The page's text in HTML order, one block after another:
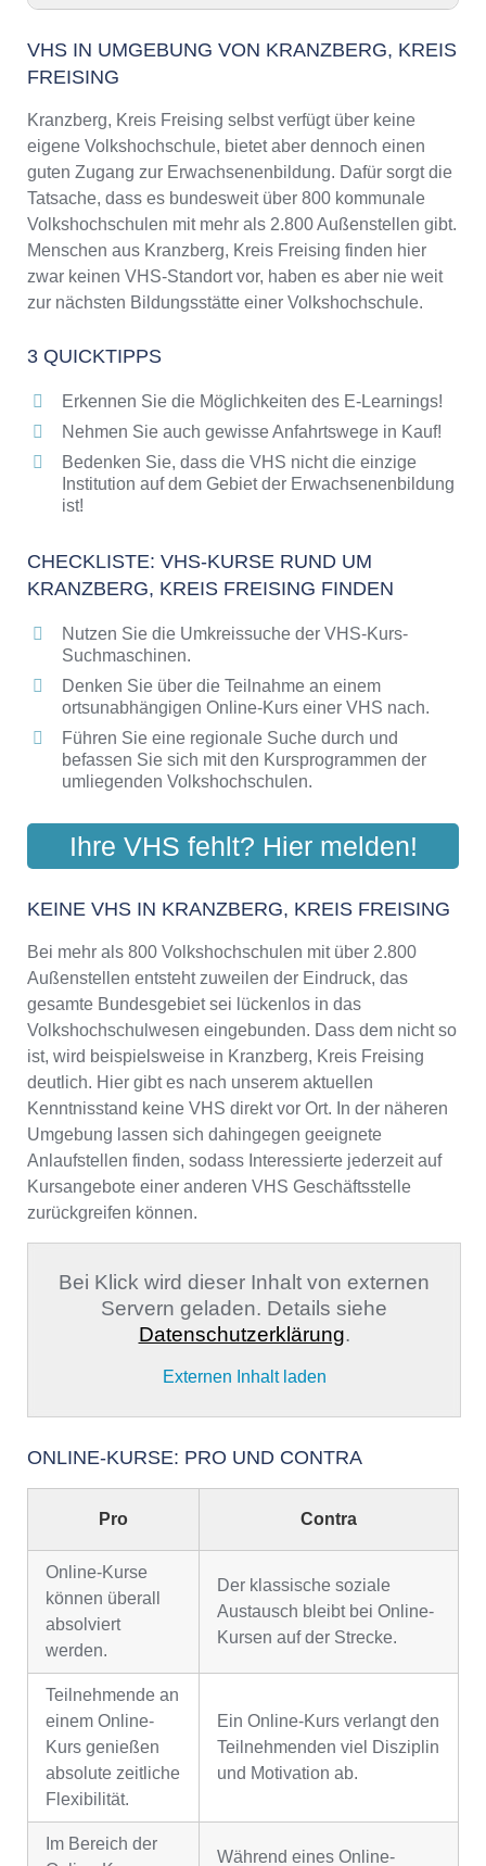
Freising
3 Quicktipps
Kreis Freising finden
Keine VHS in Kranzberg, Kreis Freising
Online-Kurse: Pro und Contra
Online-Kurse als alternative Angebote zu
VHS-Kursen
Die VHS als Inbegriff der Erwachsenenbildung
Das bundesweite Netzwerk der
Abendschulen rund um Kranzberg, Kreis
Checkliste: So erkennen Sie gute
Bildungsangebote der VHS
VHS IN UMGEBUNG VON KRANZBERG, KREIS
FREISING
Kranzberg, Kreis Freising selbst verfügt über keine
eigene Volkshochschule, bietet aber dennoch einen
guten Zugang zur Erwachsenenbildung. Dafür sorgt die
Tatsache, dass es bundesweit über 800 kommunale
Volkshochschulen mit mehr als 2.800 Außenstellen gibt.
Menschen aus Kranzberg, Kreis Freising finden hier
zwar keinen VHS-Standort vor, haben es aber nie weit
zur nächsten Bildungsstätte einer Volkshochschule.
3 QUICKTIPPS
Erkennen Sie die Möglichkeiten des E-Learnings!
Nehmen Sie auch gewisse Anfahrtswege in Kauf!
Bedenken Sie, dass die VHS nicht die einzige
Institution auf dem Gebiet der Erwachsenenbildung
ist!
CHECKLISTE: VHS-KURSE RUND UM
KRANZBERG, KREIS FREISING FINDEN
Nutzen Sie die Umkreissuche der VHS-Kurs-
Suchmaschinen.
Denken Sie über die Teilnahme an einem
ortsunabhängigen Online-Kurs einer VHS nach.
Führen Sie eine regionale Suche durch und
befassen Sie sich mit den Kursprogrammen der
umliegenden Volkshochschulen.
Ihre VHS fehlt? Hier melden!
KEINE VHS IN KRANZBERG, KREIS FREISING
Bei mehr als 800 Volkshochschulen mit über 2.800
Außenstellen entsteht zuweilen der Eindruck, das
gesamte Bundesgebiet sei lückenlos in das
Volkshochschulwesen eingebunden. Dass dem nicht so
ist, wird beispielsweise in Kranzberg, Kreis Freising
deutlich. Hier gibt es nach unserem aktuellen
Kenntnisstand keine VHS direkt vor Ort. In der näheren
Umgebung lassen sich dahingegen geeignete
Anlaufstellen finden, sodass Interessierte jederzeit auf
Kursangebote einer anderen VHS Geschäftsstelle
zurückgreifen können.
Bei Klick wird dieser Inhalt von externen
Servern geladen. Details siehe
Datenschutzerklärung.
Externen Inhalt laden
ONLINE-KURSE: PRO UND CONTRA
Pro Contra
Online-Kurse
können überall
absolviert
werden.
Der klassische soziale
Austausch bleibt bei Online-
Kursen auf der Strecke.
Teilnehmende an
einem Online-
Kurs genießen
absolute zeitliche
Flexibilität.
Ein Online-Kurs verlangt den
Teilnehmenden viel Disziplin
und Motivation ab.
Im Bereich der
Während eines Online-